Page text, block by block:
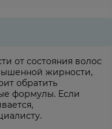
от состояния волос
жирности,
обратить
формулы. Если